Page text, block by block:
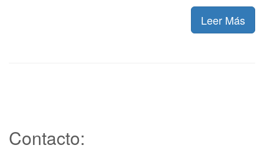
Leer Más
Contacto: